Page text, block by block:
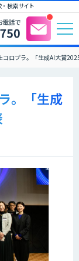
検索サイト
コロプラ。「生成AI大賞
。「生成